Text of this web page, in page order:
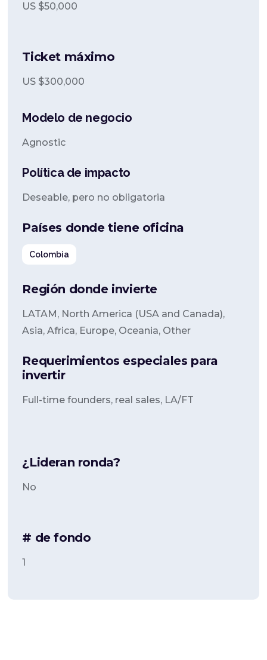
US $50,000
Ticket máximo
US $300,000
Modelo de negocio
Agnostic
Política de impacto
Deseable, pero no obligatoria
Países donde tiene oficina
Colombia
Región donde invierte
LATAM, North America (USA and Canada),
Asia, Africa, Europe, Oceania, Other
Requerimientos especiales para
invertir
Full-time founders, real sales, LA/FT
¿Lideran ronda?
No
# de fondo
1